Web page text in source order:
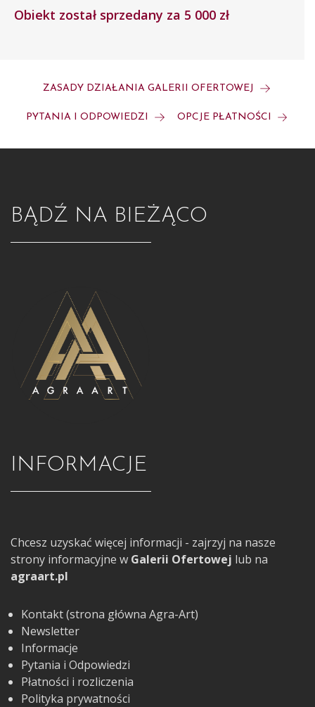
Obiekt został sprzedany za 5 000 zł
ZASADY DZIAŁANIA GALERII OFERTOWEJ
PYTANIA I ODPOWIEDZI OPCJE PŁATNOŚCI
BĄDŹ NA BIEŻĄCO
INFORMACJE
Chcesz uzyskać więcej informacji - zajrzyj na nasze
strony informacyjne w Galerii Ofertowej lub na
agraart.pl
Kontakt (strona główna Agra-Art)
Newsletter
Informacje
Pytania i Odpowiedzi
Płatności i rozliczenia
Polityka prywatności